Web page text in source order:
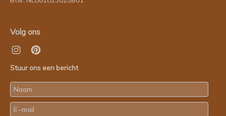
Volg ons
Stuur ons een bericht